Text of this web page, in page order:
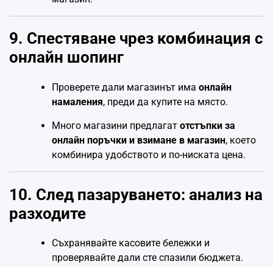
9. Спестяване чрез комбинация с
онлайн шопинг
Проверете дали магазинът има онлайн
намаления, преди да купите на място.
Много магазини предлагат отстъпки за
онлайн поръчки и взимане в магазин, което
комбинира удобството и по-ниската цена.
10. След пазаруването: анализ на
разходите
Съхранявайте касовите бележки и
проверявайте дали сте спазили бюджета.